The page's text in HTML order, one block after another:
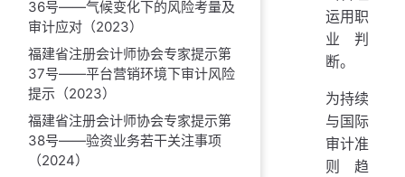
36号——气候变化下的风险考量及
审计应对（2023）
福建省注册会计师协会专家提示第
37号——平台营销环境下审计风险
提示（2023）
福建省注册会计师协会专家提示第
38号——验资业务若干关注事项
（2024）
运用职
业判
断。
为持续
与国际
审计准
则趋